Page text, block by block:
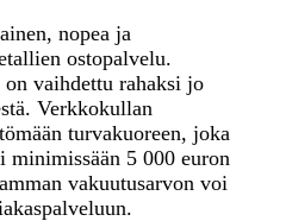
nopea ja
ostopalvelu.
vaihdettu rahaksi jo
Verkkokullan
turvakuoreen, joka
minimissään 5 000 euron
vakuutusarvon voi